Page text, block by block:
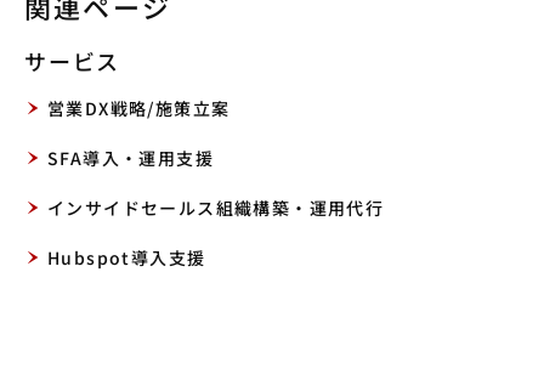
サービス
営業DX戦略/施策立案
SFA導入・運用支援
インサイドセールス組織構築・運用代行
Hubspot導入支援